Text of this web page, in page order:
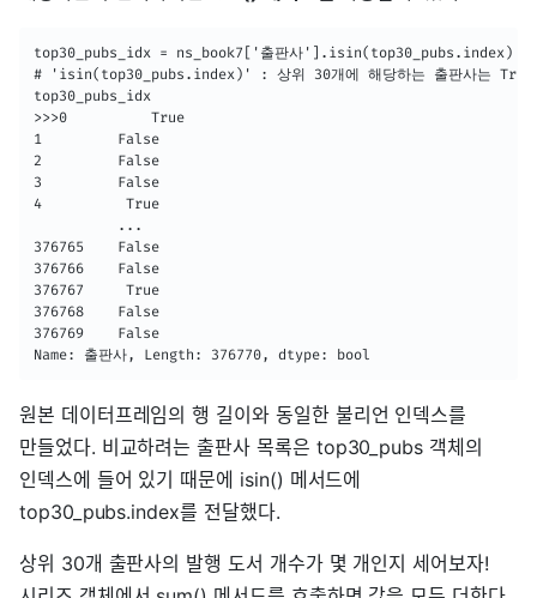
top30_pubs_idx = ns_book7['출판사'].isin(top30_pubs.index)
# 'isin(top30_pubs.index)' : 상위 30개에 해당하는 출판사는
top30_pubs_idx
>>>0          True
1         False
2         False
3         False
4          True
          ...
376765    False
376766    False
376767     True
376768    False
376769    False
Name: 출판사, Length: 376770, dtype: bool
원본 데이터프레임의 행 길이와 동일한 불리언 인덱스를
만들었다. 비교하려는 출판사 목록은 top30_pubs 객체의
인덱스에 들어 있기 때문에 isin() 메서드에
top30_pubs.index를 전달했다.
상위 30개 출판사의 발행 도서 개수가 몇 개인지 세어보자!